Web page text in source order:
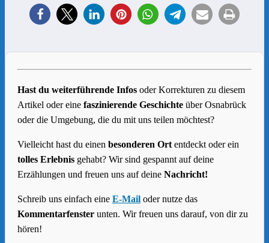
Hast du weiterführende Infos oder Korrekturen zu diesem
Artikel oder eine faszinierende Geschichte über Osnabrück
oder die Umgebung, die du mit uns teilen möchtest?
Vielleicht hast du einen besonderen Ort entdeckt oder ein
tolles Erlebnis gehabt? Wir sind gespannt auf deine
Erzählungen und freuen uns auf deine Nachricht!
Schreib uns einfach eine E-Mail oder nutze das
Kommentarfenster unten. Wir freuen uns darauf, von dir zu
hören!